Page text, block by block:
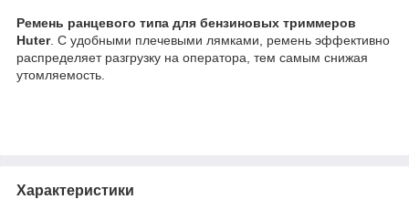
Ремень ранцевого типа для бензиновых триммеров
Huter. С удобными плечевыми лямками, ремень эффективно
распределяет разгрузку на оператора, тем самым снижая
утомляемость.
Характеристики